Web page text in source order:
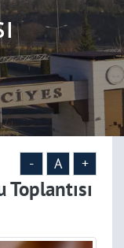
- A +